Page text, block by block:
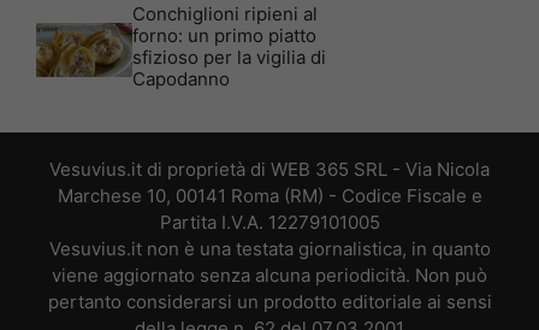
Conchiglioni ripieni al
forno: un primo piatto
sfizioso per la vigilia di
Capodanno
Vesuvius.it di proprietà di WEB 365 SRL - Via Nicola
Marchese 10, 00141 Roma (RM) - Codice Fiscale e
Partita I.V.A. 12279101005
Vesuvius.it non è una testata giornalistica, in quanto
viene aggiornato senza alcuna periodicità. Non può
pertanto considerarsi un prodotto editoriale ai sensi